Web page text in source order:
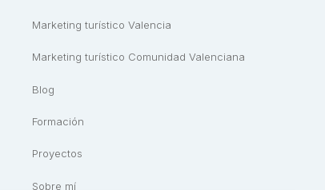
Marketing turístico Valencia
Marketing turístico Comunidad Valenciana
Blog
Formación
Proyectos
Sobre mí